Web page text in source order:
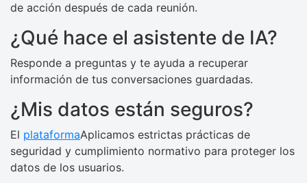
de acción después de cada reunión.
¿Qué hace el asistente de IA?
Responde a preguntas y te ayuda a recuperar
información de tus conversaciones guardadas.
¿Mis datos están seguros?
El plataformaAplicamos estrictas prácticas de
seguridad y cumplimiento normativo para proteger los
datos de los usuarios.